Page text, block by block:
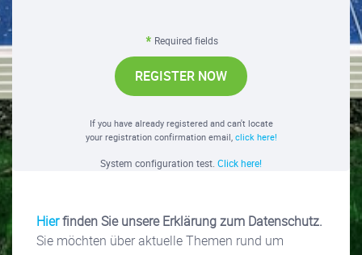
Required fields
REGISTER NOW
If you have already registered and can't locate
your registration confirmation email, click here!
System configuration test. Click here!
Hierfinden Sie unsere Erklärung zum Datenschutz.
Sie möchten über aktuelle Themen rund um